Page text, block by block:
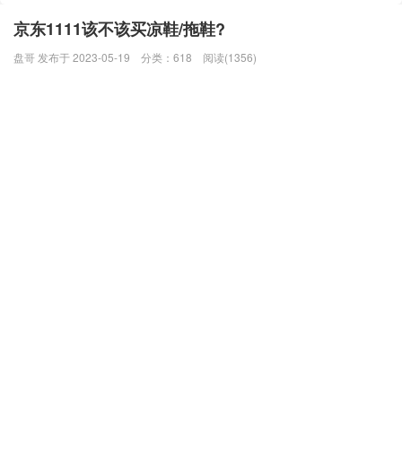
京东1111该不该买凉鞋/拖鞋?
盘哥 发布于 2023-05-19 分类： 618 阅读(1356)